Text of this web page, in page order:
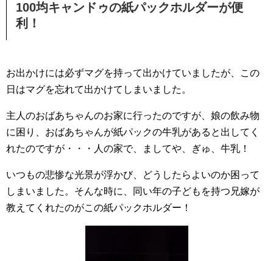
100均キャンドゥの紙パックホルダーが便
利！
お出かけには必ずマグを持って出かけていましたが、この
日はマグを忘れて出かけてしまいました。
主人のおばあちゃんのお家に行ったのですが、娘の飲み物
に困り、おばあちゃんが紙パックの牛乳があると出してく
れたのですが・・・人の家で、ましてや、ぎゅ、牛乳！
いつもの悲惨な光景が浮かび、どうしたらよいのか困って
しまいました。そんな時に、同い年の子どもを持つ兄嫁が
教えてくれたのがこの紙パックホルダー！